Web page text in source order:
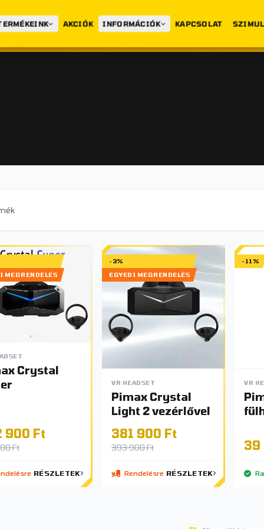
AKCIÓK INFORMÁCIÓK KAPCSOLAT
MEGRENDELÉS
Crystal
900 Ft
Ft
RÉSZLETEK
-3%
EGYEDI MEGRENDELÉS
VR HEADSET
Pimax Crystal
Light 2 vezérlővel
381 900 Ft
393 900 Ft
Rendelésre RÉSZLETEK
-11%
VR
39